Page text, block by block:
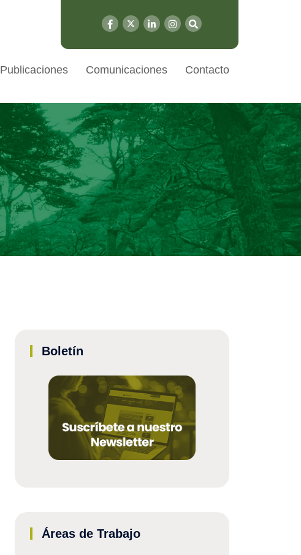
Publicaciones Comunicaciones Contacto
Boletín
Áreas de Trabajo